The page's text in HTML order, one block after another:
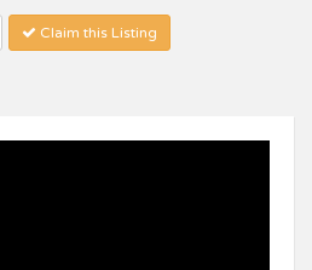
Claim this Listing